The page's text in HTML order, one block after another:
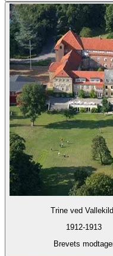
Trine ved
1912-1913
Brevets